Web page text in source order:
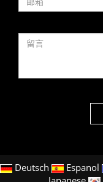
Deutsch Espanol